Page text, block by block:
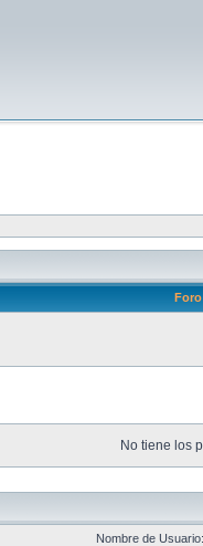
Foro
No tiene los
Nombre de Usuario: